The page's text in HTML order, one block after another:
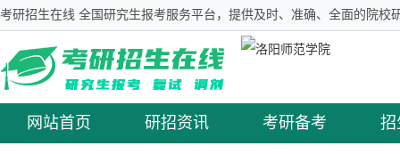
考研招生在线 全国研究生报考服务平台，提供及时、准确、全面的院校
网站首页 研招资讯 考研备考 招